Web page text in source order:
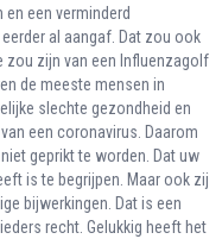
een verminderd
al aangaf. Dat zou ook
zou zijn van een Influenzagolf
de meeste mensen in
slechte gezondheid en
een coronavirus. Daarom
geprikt te worden. Dat uw
is te begrijpen. Maar ook zij
bijwerkingen. Dat is een
recht. Gelukkig heeft het